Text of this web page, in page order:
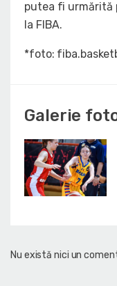
putea fi urmărită
la FIBA.
*foto:
Galerie
Nu există nici un